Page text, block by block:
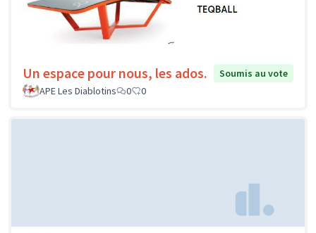
Un espace pour nous, les ados.
Soumis au vote
APE Les Diablotins
0 0